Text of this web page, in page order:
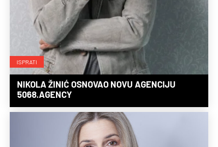
ISPRATI
NIKOLA ŽINIĆ OSNOVAO NOVU AGENCIJU
5068.AGENCY